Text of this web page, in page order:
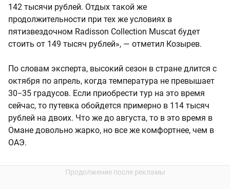
142 тысячи рублей. Отдых такой же
продолжительности при тех же условиях в
пятизвездочном Radisson Collection Muscat будет
стоить от 149 тысяч рублей», — отметил Козырев.
По словам эксперта, высокий сезон в стране длится с
октября по апрель, когда температура не превышает
30−35 градусов. Если приобрести тур на это время
сейчас, то путевка обойдется примерно в 114 тысяч
рублей на двоих. Что же до августа, то в это время в
Омане довольно жарко, но все же комфортнее, чем в
ОАЭ.